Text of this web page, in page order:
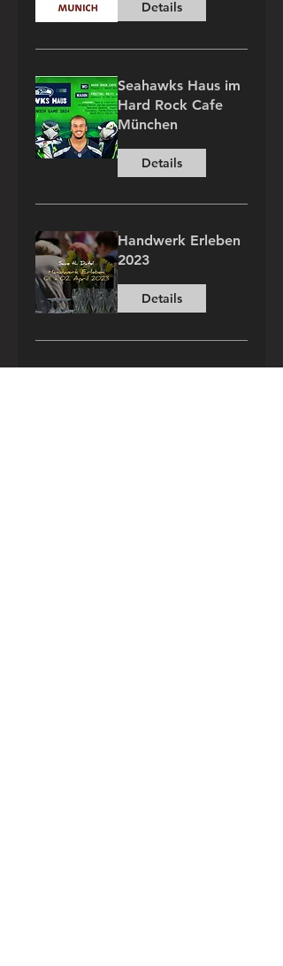
Details
Seahawks Haus im
Hard Rock Cafe
München
Details
Handwerk Erleben
2023
Details